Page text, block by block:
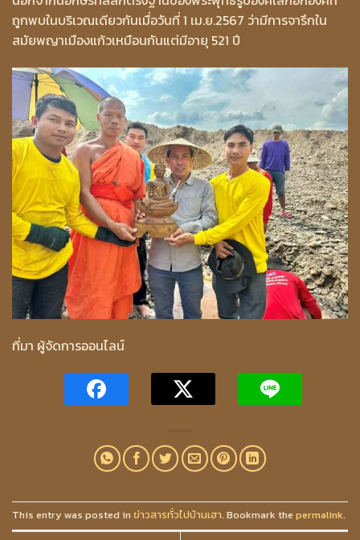
ถูกพบในบริเวณเดียวกันเมื่อวันที่ 1 เม.ย.2567 ว่ามีการจารึกใน
สมัยพญาเมืองแก้วเหมือนกันแต่มีอายุ 521 ปี
ที่มา ผู้จัดการออนไลน์
This entry was posted in ข่าวสารทั่วไปบ้านเฮา. Bookmark the permalink.